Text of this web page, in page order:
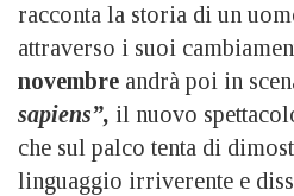
racconta la storia di un
attraverso i suoi
novembre andrà poi in
sapiens”, il nuovo
che sul palco tenta di
linguaggio irriverente e